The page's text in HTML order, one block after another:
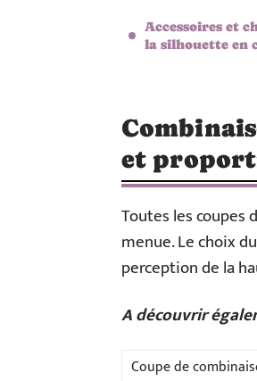
Accessoires et
la silhouette en
et
Toutes les
menue. Le choix
perception de la
A découvrir
Coupe de